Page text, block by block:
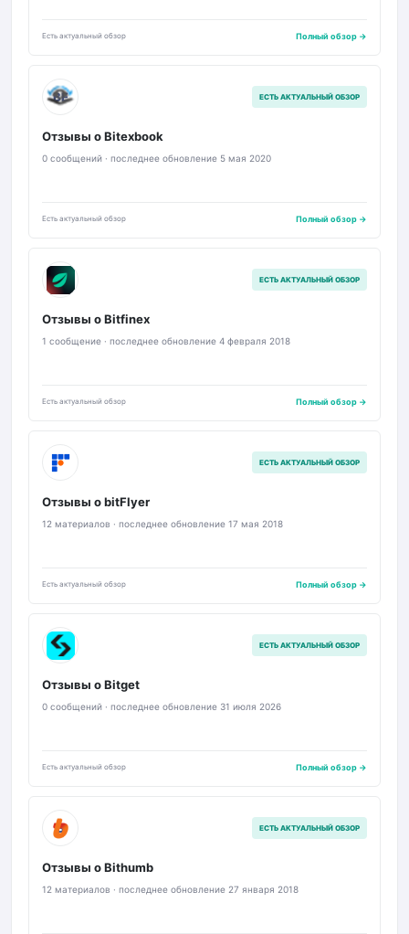
Есть актуальный обзор Полный обзор →
BE ЕСТЬ АКТУАЛЬНЫЙ ОБЗОР
Отзывы о Bitexbook
0 сообщений · последнее обновление 5 мая 2020
Есть актуальный обзор Полный обзор →
B ЕСТЬ АКТУАЛЬНЫЙ ОБЗОР
Отзывы о Bitfinex
1 сообщение · последнее обновление 4 февраля 2018
Есть актуальный обзор Полный обзор →
F ЕСТЬ АКТУАЛЬНЫЙ ОБЗОР
Отзывы о bitFlyer
12 материалов · последнее обновление 17 мая 2018
Есть актуальный обзор Полный обзор →
B ЕСТЬ АКТУАЛЬНЫЙ ОБЗОР
Отзывы о Bitget
0 сообщений · последнее обновление 31 июля 2026
Есть актуальный обзор Полный обзор →
B ЕСТЬ АКТУАЛЬНЫЙ ОБЗОР
Отзывы о Bithumb
12 материалов · последнее обновление 27 января 2018